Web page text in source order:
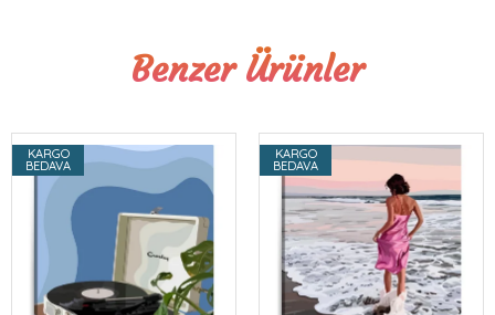
Benzer Ürünler
KARGO
BEDAVA
KARGO
BEDAVA